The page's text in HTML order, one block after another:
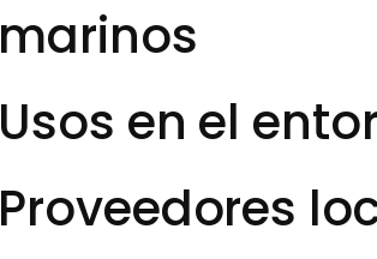
marinos
Usos en el
Proveedores